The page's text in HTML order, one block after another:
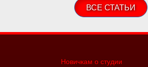
ВСЕ СТАТЬИ
Новичкам о студии